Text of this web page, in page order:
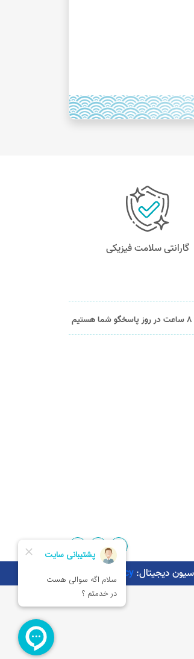
گارانتی سلامت فیزیکی
Kaman.agency